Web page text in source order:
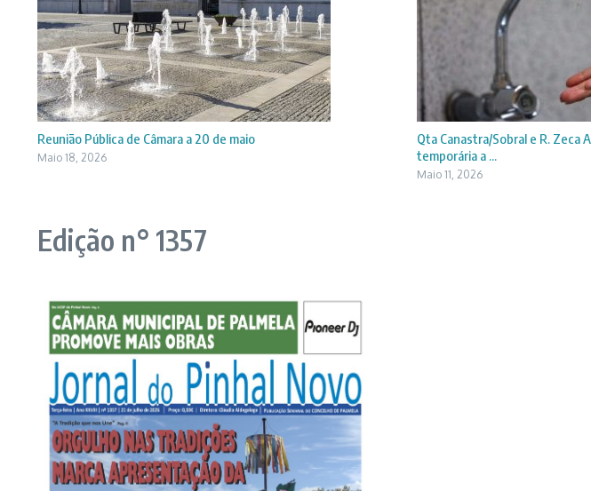
Reunião Pública de Câmara a 20 de maio
Maio 18, 2026
Qta Canastra/Sobral e R. Zeca
temporária a ...
Maio 11, 2026
Edição n° 1357